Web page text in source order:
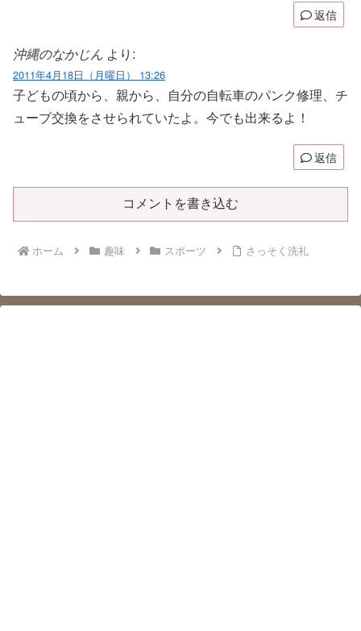
返信
沖縄のなかじん より:
2011年4月18日（月曜日） 13:26
子どもの頃から、親から、自分の自転車のパンク修理、チ
ューブ交換をさせられていたよ。今でも出来るよ！
返信
コメントを書き込む
ホーム 趣味 スポーツ さっそく洗礼